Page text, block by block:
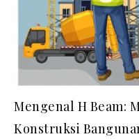
Mengenal H Beam:
Konstruksi